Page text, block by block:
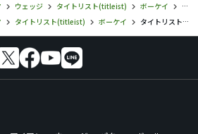
ウェッジ タイトリスト(titleist) ボーケイ
タ
タイトリスト(titleist) ボーケイ タイトリスト／ボーケイ／ボーケイ SM7 ウェッジ（ツアークロム）の口コミ評価